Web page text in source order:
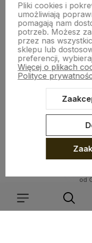
INFO O PRODUKCIE
ZGODY
CRAFDECO PRO
od
Pliki cookies i
umożliwiają
pomagają nam
potrzeb. Możesz
przez nas
sklepu lub
preferencji,
Więcej o plikach
Polityce